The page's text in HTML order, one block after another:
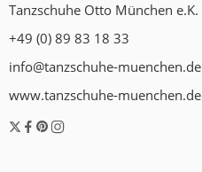
Tanzschuhe Otto München e.K.
+49 (0) 89 83 18 33
info@tanzschuhe-muenchen.de
www.tanzschuhe-muenchen.de